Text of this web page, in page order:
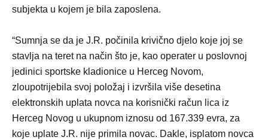
subjekta u kojem je bila zaposlena.
“Sumnja se da je J.R. počinila krivično djelo koje joj se
stavlja na teret na način što je, kao operater u poslovnoj
jedinici sportske kladionice u Herceg Novom,
zloupotrijebila svoj položaj i izvršila više desetina
elektronskih uplata novca na korisnički račun lica iz
Herceg Novog u ukupnom iznosu od 167.339 evra, za
koje uplate J.R. nije primila novac. Dakle, isplatom novca